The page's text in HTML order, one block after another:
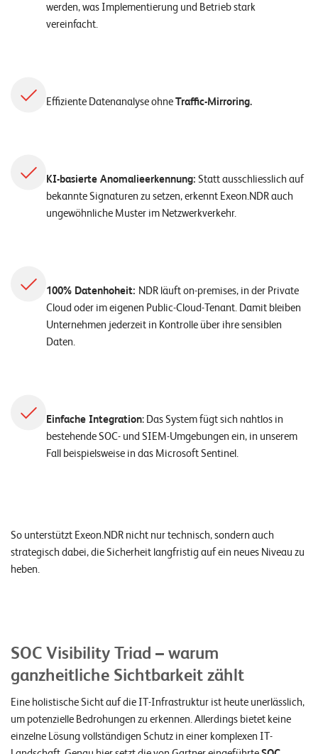
werden, was Implementierung und Betrieb stark
vereinfacht.
Effiziente Datenanalyse ohneTraffic-Mirroring.
KI-basierte Anomalieerkennung: Statt ausschliesslich auf
bekannte Signaturen zu setzen, erkennt Exeon.NDR auch
ungewöhnliche Muster im Netzwerkverkehr.
100% Datenhoheit: NDR läuft on-premises, in der Private
Cloud oder im eigenen Public-Cloud-Tenant. Damit bleiben
Unternehmen jederzeit in Kontrolle über ihre sensiblen
Daten.
Einfache Integration: Das System fügt sich nahtlos in
bestehende SOC- und SIEM-Umgebungen ein, in unserem
Fall beispielsweise in das Microsoft Sentinel.
So unterstützt Exeon.NDR nicht nur technisch, sondern auch
strategisch dabei, die Sicherheit langfristig auf ein neues Niveau zu
heben.
SOC Visibility Triad – warum
ganzheitliche Sichtbarkeit zählt
Eine holistische Sicht auf die IT-Infrastruktur ist heute unerlässlich,
um potenzielle Bedrohungen zu erkennen. Allerdings bietet keine
einzelne Lösung vollständigen Schutz in einer komplexen IT-